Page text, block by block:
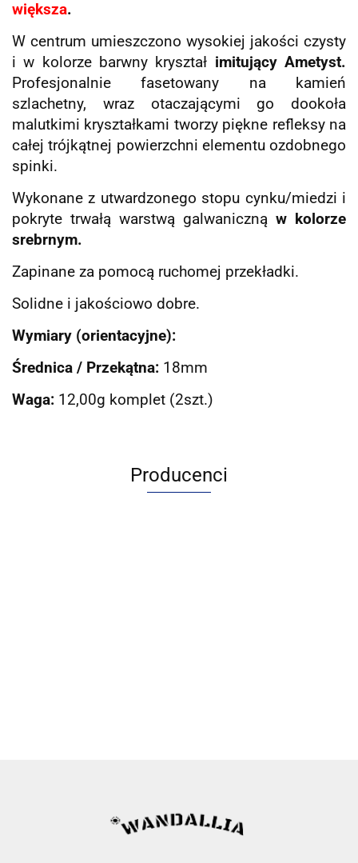
większa.
W centrum umieszczono wysokiej jakości czysty
i w kolorze barwny kryształ imitujący Ametyst.
Profesjonalnie fasetowany na kamień
szlachetny, wraz otaczającymi go dookoła
malutkimi kryształkami tworzy piękne refleksy na
całej trójkątnej powierzchni elementu ozdobnego
spinki.
Wykonane z utwardzonego stopu cynku/miedzi i
pokryte trwałą warstwą galwaniczną w kolorze
srebrnym.
Zapinane za pomocą ruchomej przekładki.
Solidne i jakościowo dobre.
Wymiary (orientacyjne):
Średnica / Przekątna: 18mm
Waga: 12,00g komplet (2szt.)
Producenci